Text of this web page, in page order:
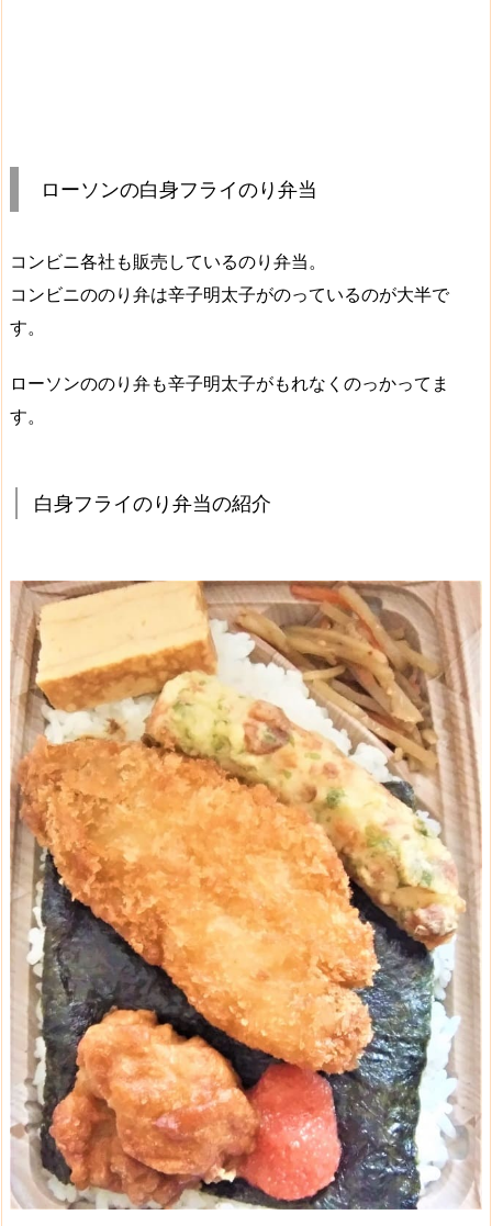
ローソンの白身フライのり弁当
コンビニ各社も販売しているのり弁当。
コンビニののり弁は辛子明太子がのっているのが大半で
す。
ローソンののり弁も辛子明太子がもれなくのっかってま
す。
白身フライのり弁当の紹介